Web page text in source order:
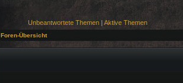
Unbeantwortete Themen | Aktive Themen
Foren-Übersicht